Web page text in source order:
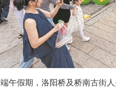
端午假期，洛阳桥及桥南古街